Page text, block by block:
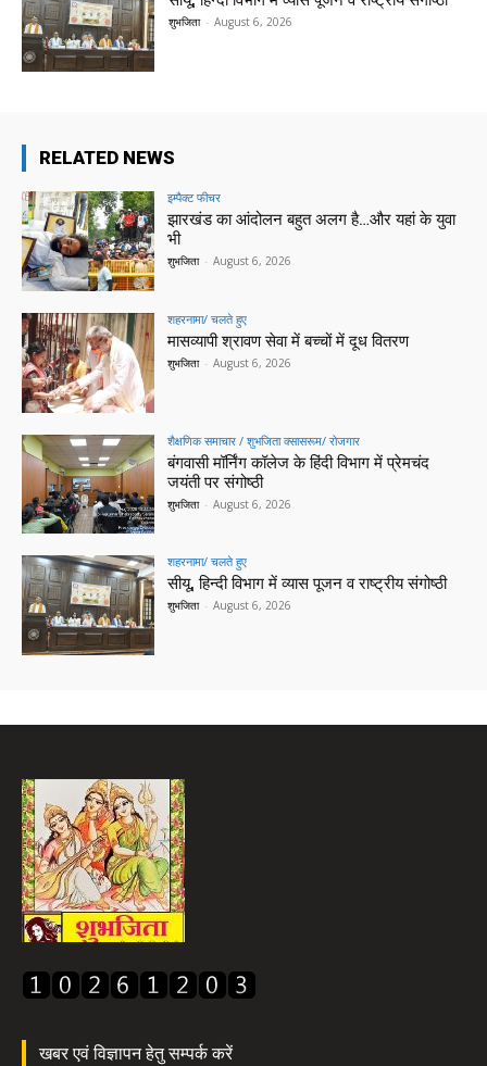
शुभजिता - August 6, 2026
RELATED NEWS
इम्पैक्ट फीचर
झारखंड का आंदोलन बहुत अलग है…और यहां के युवा
भी
शुभजिता - August 6, 2026
शहरनामा/ चलते हुए
मासव्यापी श्रावण सेवा में बच्चों में दूध वितरण
शुभजिता - August 6, 2026
शैक्षणिक समाचार / शुभजिता क्सासरूम/ रोजगार
बंगवासी मॉर्निंग कॉलेज के हिंदी विभाग में प्रेमचंद
जयंती पर संगोष्ठी
शुभजिता - August 6, 2026
शहरनामा/ चलते हुए
सीयू, हिन्दी विभाग में व्यास पूजन व राष्ट्रीय संगोष्ठी
शुभजिता - August 6, 2026
खबर एवं विज्ञापन हेतु सम्पर्क करें